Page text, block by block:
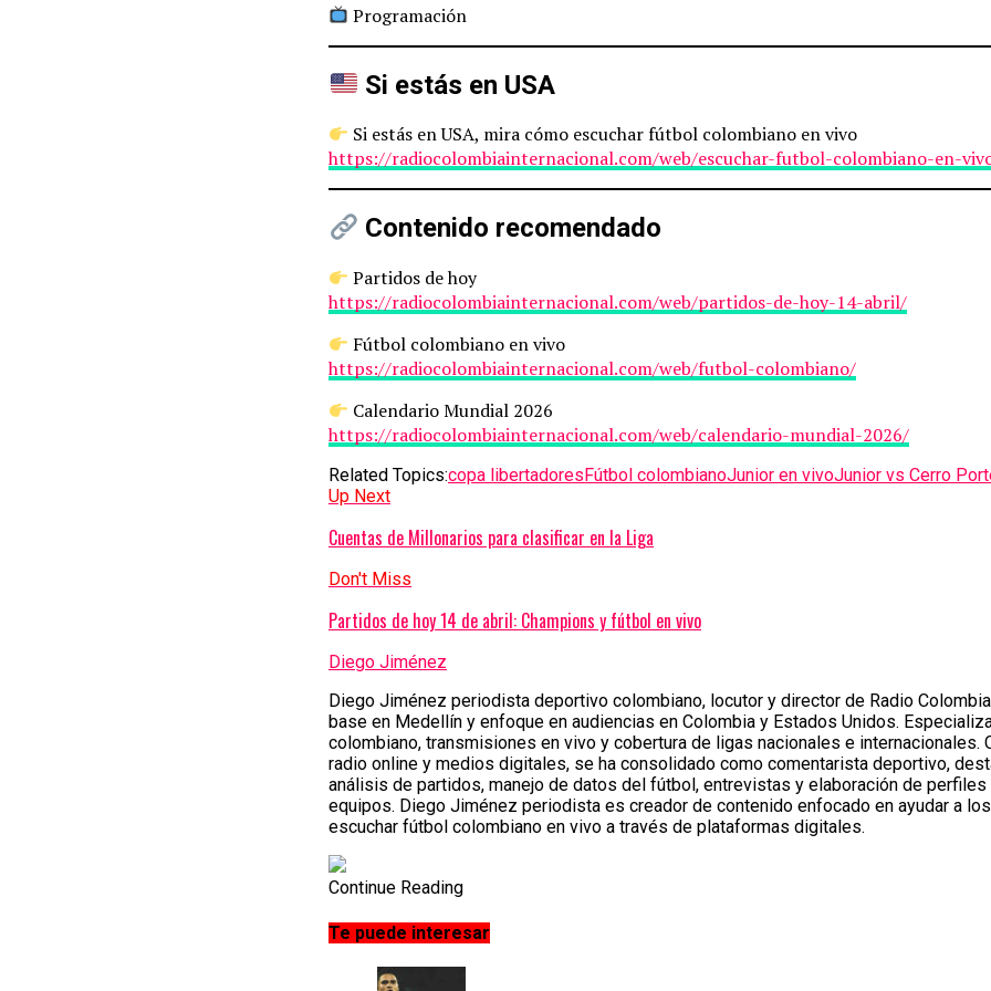
Programación
Si estás en USA
Si estás en USA, mira cómo escuchar fútbol colombiano en vivo
https://radiocolombiainternacional.com/web/escuchar-futbol-colombiano-en-
Contenido recomendado
Partidos de hoy
https://radiocolombiainternacional.com/web/partidos-de-hoy-14-abril/
Fútbol colombiano en vivo
https://radiocolombiainternacional.com/web/futbol-colombiano/
Calendario Mundial 2026
https://radiocolombiainternacional.com/web/calendario-mundial-2026/
Related Topics:copa libertadores Fútbol colombianoJunior en vivoJunior vs Cerro
Up Next
Cuentas de Millonarios para clasificar en la Liga
Don't Miss
Partidos de hoy 14 de abril: Champions y fútbol en vivo
Diego Jiménez
Diego Jiménez periodista deportivo colombiano, locutor y director de Radio
base en Medellín y enfoque en audiencias en Colombia y Estados Unidos.
colombiano, transmisiones en vivo y cobertura de ligas nacionales e internacionales.
radio online y medios digitales, se ha consolidado como comentarista deportivo,
análisis de partidos, manejo de datos del fútbol, entrevistas y elaboración de perfiles
equipos. Diego Jiménez periodista es creador de contenido enfocado en ayudar a
escuchar fútbol colombiano en vivo a través de plataformas digitales.
Continue Reading
Te puede interesar